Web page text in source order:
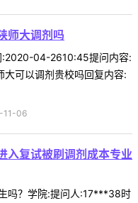
师大调剂吗
:2020-04-2610:45提问内容:
可以调剂贵校吗回复内容:
11-06
入复试被刷调剂成本专业
吗？学院:提问人:17***38时